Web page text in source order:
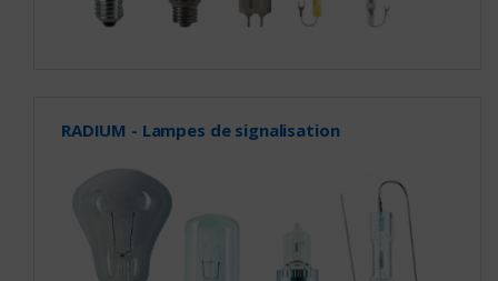
RADIUM - Lampes de signalisation